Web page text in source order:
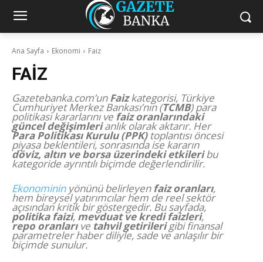
Ana Sayfa Ekonomi Faiz
FAIZ
Gazetebanka.com’unFaizkategorisi, Türkiye
Cumhuriyet Merkez Bankası’nın (TCMB) para
politikası kararlarını ve faiz oranlarındaki
güncel değişimlerianlık olarak aktarır. Her
Para Politikası Kurulu (PPK)toplantısı öncesi
piyasa beklentileri, sonrasında ise kararın
döviz, altın ve borsa üzerindeki etkileribu
kategoride ayrıntılı biçimde değerlendirilir.
Ekonomininyönünü belirleyen faiz oranları,
hem bireysel yatırımcılar hem de reel sektör
açısından kritik bir göstergedir. Bu sayfada,
politika faizi, mevduat ve kredi faizleri,
repo oranlarıve tahvil getirilerigibi finansal
parametreler haber diliyle, sade ve anlaşılır bir
biçimde sunulur.